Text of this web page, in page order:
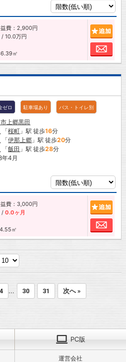
費：2,900円
/ 10.0万円
㎡
お
ゼロ 駐車場あり バス・トイレ別
上郷黒田
「桜町 」駅 徒歩16分
「伊那上郷 」駅 徒歩20分
「飯田 」駅 徒歩28分
年4月
費：3,000円
/ 0.0ヶ月
㎡
お
4 ... 30 31 次へ »
PC版
運営会社